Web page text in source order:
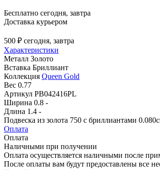
Бесплатно сегодня, завтра
Доставка курьером
500 ₽ сегодня, завтра
Характеристики
Металл Золото
Вставка Бриллиант
Коллекция Queen Gold
Вес 0.77
Артикул PB042416PL
Ширина 0.8 -
Длина 1.4 -
Подвеска из золота 750 с бриллиантами
Оплата
Оплата
Наличными при получении
Оплата осуществляется наличными после
После оплаты вам будут предоставлены все